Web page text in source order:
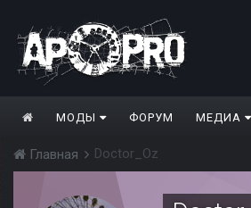
МОДЫ ФОРУМ МЕДИА
Главная Doctor_Oz